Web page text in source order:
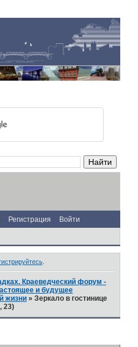
Регистрация Войти
.
Краеведческий форум -
и будущее
жизни »Зеркало в гостинице
23)